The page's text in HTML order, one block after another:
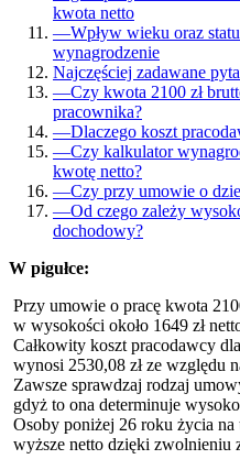
kwota netto
—Wpływ wieku oraz
wynagrodzenie
Najczęściej zadawane
—Czy kwota 2100 zł
pracownika?
—Dlaczego koszt
—Czy kalkulator
kwotę netto?
—Czy przy umowie o
—Od czego zależy
dochodowy?
W pigułce:
Przy umowie o pracę kwota
w wysokości około 1649 zł
Całkowity koszt pracodawcy
wynosi 2530,08 zł ze względu
Zawsze sprawdzaj rodzaj
gdyż to ona determinuje
Osoby poniżej 26 roku życia
wyższe netto dzięki zwolnieniu